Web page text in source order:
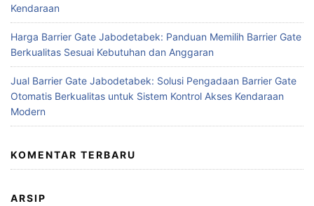
Kendaraan
Harga Barrier Gate Jabodetabek: Panduan Memilih Barrier Gate
Berkualitas Sesuai Kebutuhan dan Anggaran
Jual Barrier Gate Jabodetabek: Solusi Pengadaan Barrier Gate
Otomatis Berkualitas untuk Sistem Kontrol Akses Kendaraan
Modern
KOMENTAR TERBARU
ARSIP